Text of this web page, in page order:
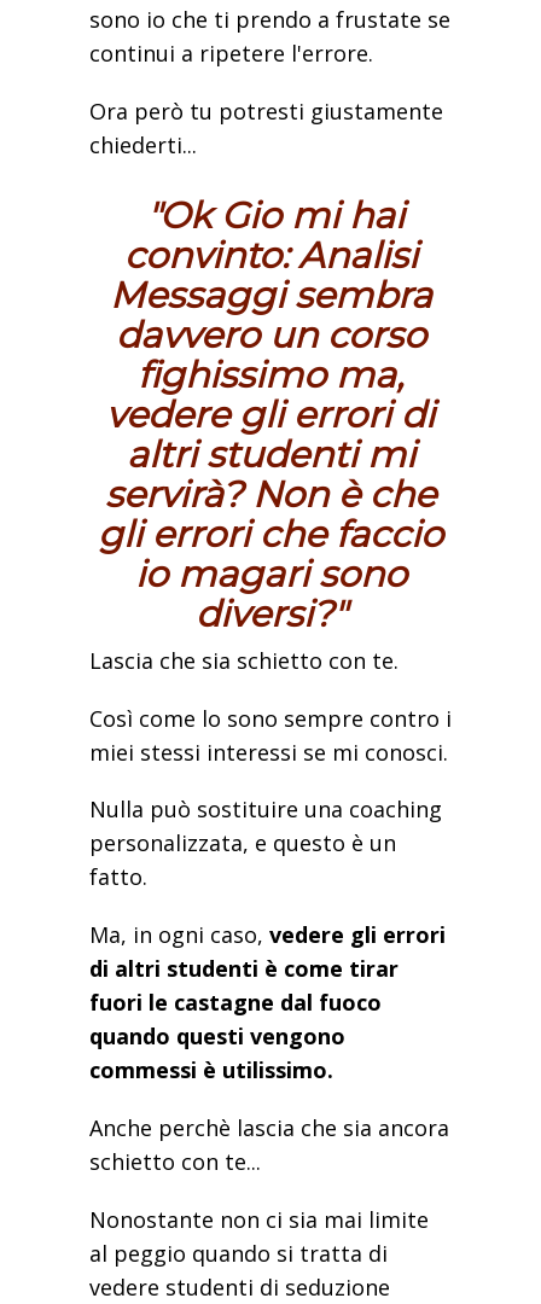
sono io che ti prendo a frustate se
continui a ripetere l'errore.
Ora però tu potresti giustamente
chiederti...
"Ok Gio mi hai
convinto: Analisi
Messaggi sembra
davvero un corso
fighissimo ma,
vedere gli errori di
altri studenti mi
servirà? Non è che
gli errori che faccio
io magari sono
diversi?"
Lascia che sia schietto con te.
Così come lo sono sempre contro i
miei stessi interessi se mi conosci.
Nulla può sostituire una coaching
personalizzata, e questo è un
fatto.
Ma, in ogni caso, vedere gli errori
di altri studenti è come tirar
fuori le castagne dal fuoco
quando questi vengono
commessi è utilissimo.
Anche perchè lascia che sia ancora
schietto con te...
Nonostante non ci sia mai limite
al peggio quando si tratta di
vedere studenti di seduzione